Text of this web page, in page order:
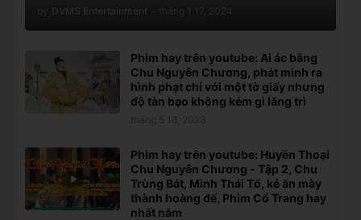
DVMS Entertainment
Phim hay trên youtube: Ai ác bằng
Chu Nguyên Chương, phát minh ra
hình phạt chỉ với một tờ giấy nhưng
độ tàn bạo không kém gì lăng trì
Phim hay trên youtube: Huyền Thoại
Chu Nguyên Chương - Tập 2, Chu
Trùng Bát, Minh Thái Tổ, kẻ ăn mày
thành hoàng đế, Phim Cổ Trang hay
nhất năm